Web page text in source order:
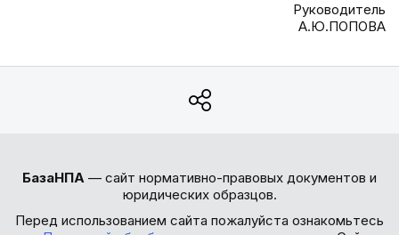
Руководитель
А.Ю.ПОПОВА
БазаНПА — сайт нормативно-правовых документов и
юридических образцов.
Перед использованием сайта пожалуйста ознакомьтесь